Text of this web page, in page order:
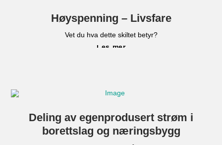
Høyspenning – Livsfare
Vet du hva dette skiltet betyr?
Les mer
Deling av egenprodusert strøm i
borettslag og næringsbygg